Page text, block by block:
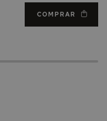
COMPRAR